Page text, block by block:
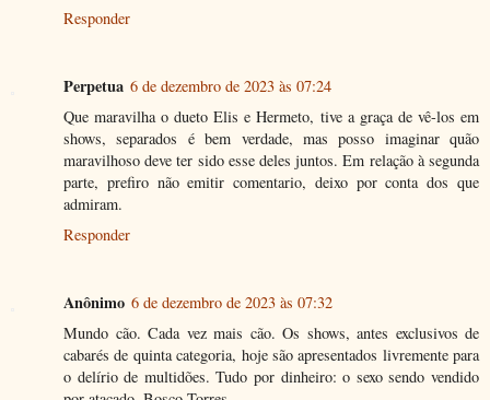
Responder
Perpetua 6 de dezembro de 2023 às 07:24
Que maravilha o dueto Elis e Hermeto, tive a graça de vê-los em
shows, separados é bem verdade, mas posso imaginar quão
maravilhoso deve ter sido esse deles juntos. Em relação à segunda
parte, prefiro não emitir comentario, deixo por conta dos que
admiram.
Responder
Anônimo 6 de dezembro de 2023 às 07:32
Mundo cão. Cada vez mais cão. Os shows, antes exclusivos de
cabarés de quinta categoria, hoje são apresentados livremente para
o delírio de multidões. Tudo por dinheiro: o sexo sendo vendido